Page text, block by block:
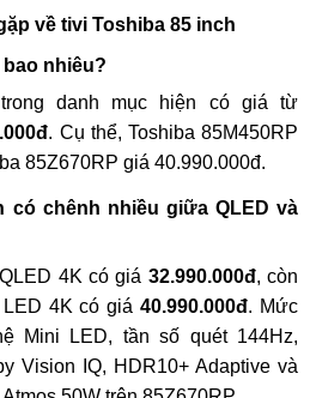
về tivi Toshiba 85 inch
nhiêu?
trong danh mục hiện có giá từ
. Cụ thể, Toshiba 85M450RP
85Z670RP giá 40.990.000đ.
có chênh nhiều giữa QLED và
4K có giá 32.990.000đ, còn
LED 4K có giá40.990.000đ. Mức
Mini LED, tần số quét 144Hz,
Vision IQ, HDR10+ Adaptive và